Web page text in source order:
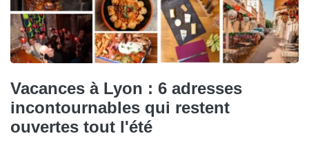
Vacances à Lyon : 6 adresses
incontournables qui restent
ouvertes tout l'été